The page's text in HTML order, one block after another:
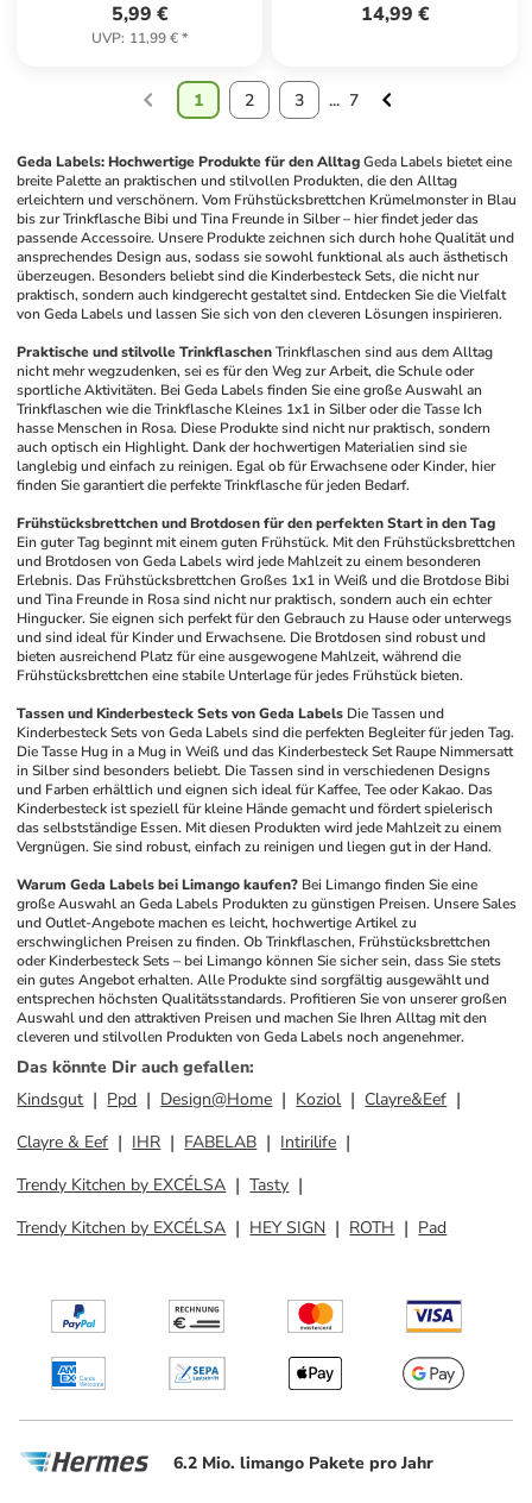
5,99 €
UVP: 11,99 €*
14,99 €
1 2 3 ... 7
Geda Labels: Hochwertige Produkte für den Alltag Geda Labels bietet eine
breite Palette an praktischen und stilvollen Produkten, die den Alltag
erleichtern und verschönern. Vom Frühstücksbrettchen Krümelmonster in Blau
bis zur Trinkflasche Bibi und Tina Freunde in Silber – hier findet jeder das
passende Accessoire. Unsere Produkte zeichnen sich durch hohe Qualität und
ansprechendes Design aus, sodass sie sowohl funktional als auch ästhetisch
überzeugen. Besonders beliebt sind die Kinderbesteck Sets, die nicht nur
praktisch, sondern auch kindgerecht gestaltet sind. Entdecken Sie die Vielfalt
von Geda Labels und lassen Sie sich von den cleveren Lösungen inspirieren.
Praktische und stilvolle Trinkflaschen Trinkflaschen sind aus dem Alltag
nicht mehr wegzudenken, sei es für den Weg zur Arbeit, die Schule oder
sportliche Aktivitäten. Bei Geda Labels finden Sie eine große Auswahl an
Trinkflaschen wie die Trinkflasche Kleines 1x1 in Silber oder die Tasse Ich
hasse Menschen in Rosa. Diese Produkte sind nicht nur praktisch, sondern
auch optisch ein Highlight. Dank der hochwertigen Materialien sind sie
langlebig und einfach zu reinigen. Egal ob für Erwachsene oder Kinder, hier
finden Sie garantiert die perfekte Trinkflasche für jeden Bedarf.
Frühstücksbrettchen und Brotdosen für den perfekten Start in den Tag
Ein guter Tag beginnt mit einem guten Frühstück. Mit den Frühstücksbrettchen
und Brotdosen von Geda Labels wird jede Mahlzeit zu einem besonderen
Erlebnis. Das Frühstücksbrettchen Großes 1x1 in Weiß und die Brotdose Bibi
und Tina Freunde in Rosa sind nicht nur praktisch, sondern auch ein echter
Hingucker. Sie eignen sich perfekt für den Gebrauch zu Hause oder unterwegs
und sind ideal für Kinder und Erwachsene. Die Brotdosen sind robust und
bieten ausreichend Platz für eine ausgewogene Mahlzeit, während die
Frühstücksbrettchen eine stabile Unterlage für jedes Frühstück bieten.
Tassen und Kinderbesteck Sets von Geda Labels Die Tassen und
Kinderbesteck Sets von Geda Labels sind die perfekten Begleiter für jeden Tag.
Die Tasse Hug in a Mug in Weiß und das Kinderbesteck Set Raupe Nimmersatt
in Silber sind besonders beliebt. Die Tassen sind in verschiedenen Designs
und Farben erhältlich und eignen sich ideal für Kaffee, Tee oder Kakao. Das
Kinderbesteck ist speziell für kleine Hände gemacht und fördert spielerisch
das selbstständige Essen. Mit diesen Produkten wird jede Mahlzeit zu einem
Vergnügen. Sie sind robust, einfach zu reinigen und liegen gut in der Hand.
Warum Geda Labels bei Limango kaufen? Bei Limango finden Sie eine
große Auswahl an Geda Labels Produkten zu günstigen Preisen. Unsere Sales
und Outlet-Angebote machen es leicht, hochwertige Artikel zu
erschwinglichen Preisen zu finden. Ob Trinkflaschen, Frühstücksbrettchen
oder Kinderbesteck Sets – bei Limango können Sie sicher sein, dass Sie stets
ein gutes Angebot erhalten. Alle Produkte sind sorgfältig ausgewählt und
entsprechen höchsten Qualitätsstandards. Profitieren Sie von unserer großen
Auswahl und den attraktiven Preisen und machen Sie Ihren Alltag mit den
cleveren und stilvollen Produkten von Geda Labels noch angenehmer.
Das könnte Dir auch gefallen:
Kindsgut
Ppd Design@Home Koziol
Clayre&Eef
Clayre & Eef
IHR FABELAB
Intirilife
Trendy Kitchen by EXCÉLSA
Tasty
Trendy Kitchen by EXCÉLSA
HEY SIGN ROTH Pad
6.2 Mio. limango Pakete pro Jahr